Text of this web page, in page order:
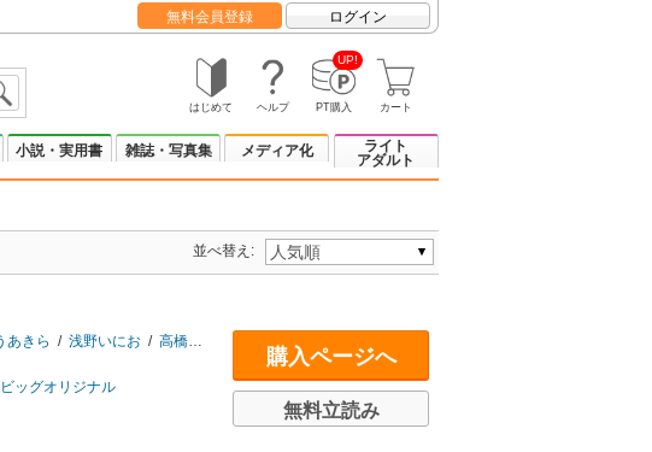
無料会員登録 ログイン
はじめて ヘルプ
UP!
PT購入 カート
小説・実用書 雑誌・写真集 メディア化
ライト
アダルト
並べ替え:
あきら / 浅野いにお / 高橋しん いましろたかし
ビッグオリジナル
購入ページへ
無料立読み